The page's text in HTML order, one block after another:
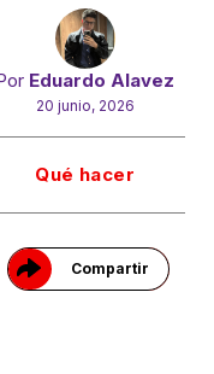
Eduardo Alavez
20 junio, 2026
Qué hacer
Compartir